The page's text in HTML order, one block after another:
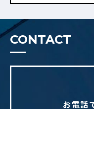
CONTACT
お電話